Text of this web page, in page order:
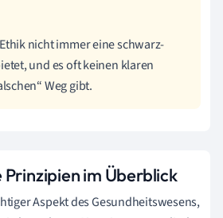
nicht immer eine schwarz-
und es oft keinen klaren
Weg gibt.
im Überblick
Aspekt des Gesundheitswesens,